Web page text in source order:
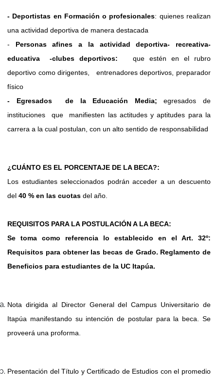
- Deportistas en Formación o profesionales: quienes realizan
una actividad deportiva de manera destacada
- Personas afines a la actividad deportiva- recreativa-
educativa -clubes deportivos:
que estén en el rubro
deportivo como dirigentes, entrenadores deportivos, preparador
físico
- Egresados de la Educación Media;egresados de
instituciones que manifiesten las actitudes y aptitudes para la
carrera a la cual postulan, con un alto sentido de responsabilidad
¿CUÁNTO ES EL PORCENTAJE DE LA BECA?:
Los estudiantes seleccionados podrán acceder a un descuento
del 40 % en las cuotas del año.
REQUISITOS PARA LA POSTULACIÓN A LA BECA:
Se toma como referencia lo establecido en el Art. 32º:
Requisitos para obtener las becas de Grado. Reglamento de
Beneficios para estudiantes de la UC Itapúa.
Nota dirigida al Director General del Campus Universitario de
Itapúa manifestando su intención de postular para la beca. Se
proveerá una proforma.
Presentación del Título y Certificado de Estudios con el promedio